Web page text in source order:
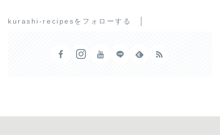
kurashi-recipesをフォローする